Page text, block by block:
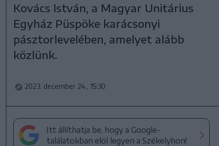
Kovács István, a Magyar Unitárius
Egyház Püspöke karácsonyi
pásztorlevelében, amelyet alább
közlünk.
2023. december 24., 15:30
Itt állíthatja be, hogy a Google-
találatokban elöl legyen a Székelyhon!